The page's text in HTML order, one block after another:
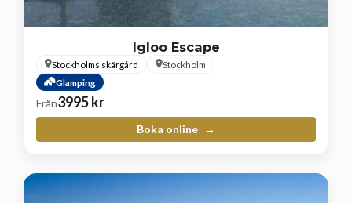
Igloo Escape
Stockholms skärgård
Stockholm
Glamping
Från3995kr
Boka online